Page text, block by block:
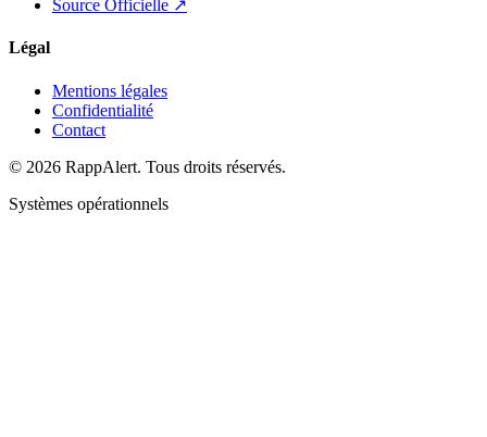
Source Officielle ↗
Légal
Mentions légales
Confidentialité
Contact
© 2026 RappAlert. Tous droits réservés.
Systèmes opérationnels